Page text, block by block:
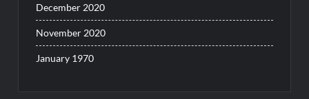
December 2020
November 2020
January 1970